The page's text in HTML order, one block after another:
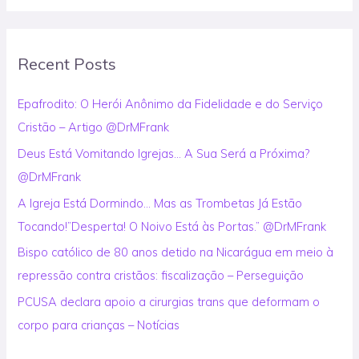
c
f
o
r
:
Recent Posts
Epafrodito: O Herói Anônimo da Fidelidade e do Serviço
Cristão – Artigo @DrMFrank
Deus Está Vomitando Igrejas… A Sua Será a Próxima?
@DrMFrank
A Igreja Está Dormindo… Mas as Trombetas Já Estão
Tocando!”Desperta! O Noivo Está às Portas.” @DrMFrank
Bispo católico de 80 anos detido na Nicarágua em meio à
repressão contra cristãos: fiscalização – Perseguição
PCUSA declara apoio a cirurgias trans que deformam o
corpo para crianças – Notícias